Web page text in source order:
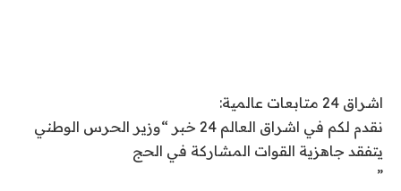
اشراق 24 متابعات عالمية:
نقدم لكم في اشراق العالم 24 خبر “وزير الحرس الوطني
يتفقد جاهزية القوات المشاركة في الحج
”